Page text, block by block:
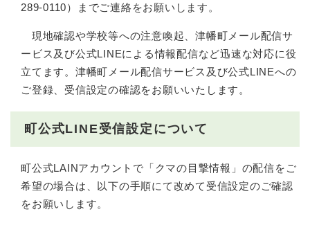
289-0110）までご連絡をお願いします。
現地確認や学校等への注意喚起、津幡町メール配信サ
ービス及び公式LINEによる情報配信など迅速な対応に役
立てます。津幡町メール配信サービス及び公式LINEへの
ご登録、受信設定の確認をお願いいたします。
町公式LINE受信設定について
町公式LAINアカウントで「クマの目撃情報」の配信をご
希望の場合は、以下の手順にて改めて受信設定のご確認
をお願いします。